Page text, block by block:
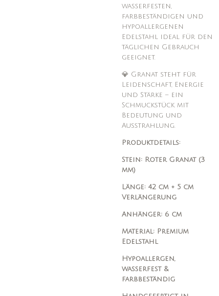
wasserfesten,
farbbeständigen und
hypoallergenen
Edelstahl ideal für den
täglichen Gebrauch
geeignet.
💎 Granat steht für
Leidenschaft, Energie
und Stärke – ein
Schmuckstück mit
Bedeutung und
Ausstrahlung.
Produktdetails:
Stein: Roter Granat (3
mm)
Länge: 42 cm + 5 cm
Verlängerung
Anhänger: 6 cm
Material: Premium
Edelstahl
Hypoallergen,
wasserfest &
farbbeständig